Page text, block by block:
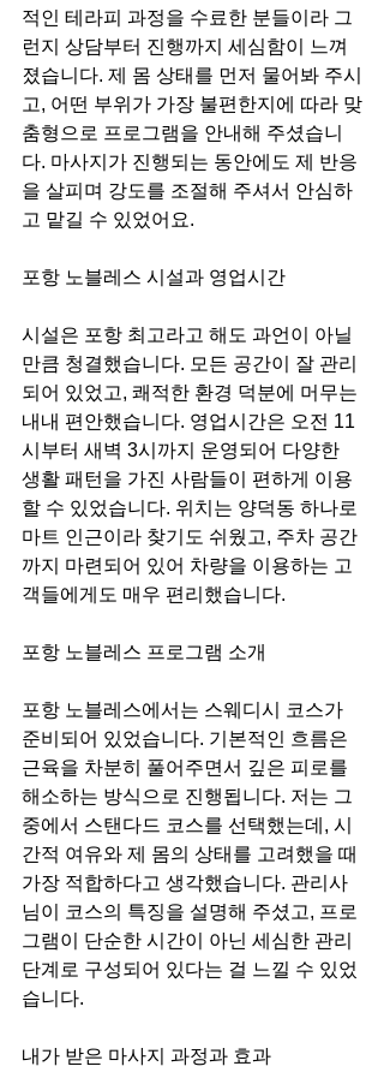
적인 테라피 과정을 수료한 분들이라 그
런지 상담부터 진행까지 세심함이 느껴
졌습니다. 제 몸 상태를 먼저 물어봐 주시
고, 어떤 부위가 가장 불편한지에 따라 맞
춤형으로 프로그램을 안내해 주셨습니
다. 마사지가 진행되는 동안에도 제 반응
을 살피며 강도를 조절해 주셔서 안심하
고 맡길 수 있었어요.
포항 노블레스 시설과 영업시간
시설은 포항 최고라고 해도 과언이 아닐
만큼 청결했습니다. 모든 공간이 잘 관리
되어 있었고, 쾌적한 환경 덕분에 머무는
내내 편안했습니다. 영업시간은 오전 11
시부터 새벽 3시까지 운영되어 다양한
생활 패턴을 가진 사람들이 편하게 이용
할 수 있었습니다. 위치는 양덕동 하나로
마트 인근이라 찾기도 쉬웠고, 주차 공간
까지 마련되어 있어 차량을 이용하는 고
객들에게도 매우 편리했습니다.
포항 노블레스 프로그램 소개
포항 노블레스에서는 스웨디시 코스가
준비되어 있었습니다. 기본적인 흐름은
근육을 차분히 풀어주면서 깊은 피로를
해소하는 방식으로 진행됩니다. 저는 그
중에서 스탠다드 코스를 선택했는데, 시
간적 여유와 제 몸의 상태를 고려했을 때
가장 적합하다고 생각했습니다. 관리사
님이 코스의 특징을 설명해 주셨고, 프로
그램이 단순한 시간이 아닌 세심한 관리
단계로 구성되어 있다는 걸 느낄 수 있었
습니다.
내가 받은 마사지 과정과 효과